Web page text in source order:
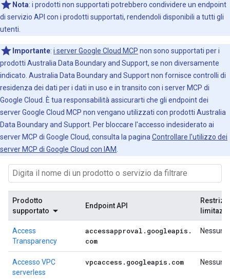
Nota: i prodotti non supportati potrebbero condividere un endpoint
di servizio API con i prodotti supportati, rendendoli disponibili a tutti gli
utenti.
Importante: i server Google Cloud MCP non sono supportati per i
prodotti Australia Data Boundary and Support, se non diversamente
indicato. Australia Data Boundary and Support non fornisce controlli di
residenza dei dati per i dati in uso e in transito con i server MCP di
Google Cloud. È tua responsabilità assicurarti che gli endpoint dei
server Google Cloud MCP non vengano utilizzati con prodotti Australia
Data Boundary and Support. Per bloccare l'accesso indesiderato ai
server MCP di Google Cloud, consulta la pagina Controllare l'utilizzo dei
server MCP di Google Cloud con IAM
Prodotto
supportato
Endpoint API
Access
Transparency
accessapproval . googleapis .
com
Nessuno
Accesso VPC
serverless
vpcaccess . googleapis . com Nessuno